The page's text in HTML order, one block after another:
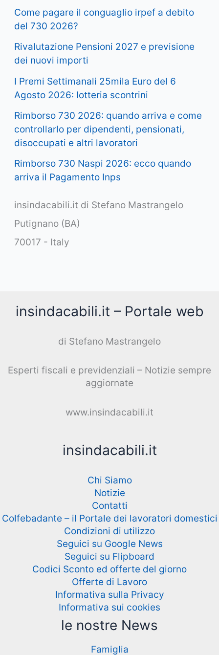
Come pagare il conguaglio irpef a debito
del 730 2026?
Rivalutazione Pensioni 2027 e previsione
dei nuovi importi
I Premi Settimanali 25mila Euro del 6
Agosto 2026: lotteria scontrini
Rimborso 730 2026: quando arriva e come
controllarlo per dipendenti, pensionati,
disoccupati e altri lavoratori
Rimborso 730 Naspi 2026: ecco quando
arriva il Pagamento Inps
insindacabili.it di Stefano Mastrangelo
Putignano (BA)
70017 - Italy
insindacabili.it – Portale web
di Stefano Mastrangelo
Esperti fiscali e previdenziali – Notizie sempre
aggiornate
www.insindacabili.it
insindacabili.it
Chi Siamo
Notizie
Contatti
Colfebadante – il Portale dei lavoratori domestici
Condizioni di utilizzo
Seguici su Google News
Seguici su Flipboard
Codici Sconto ed offerte del giorno
Offerte di Lavoro
Informativa sulla Privacy
Informativa sui cookies
le nostre News
Famiglia